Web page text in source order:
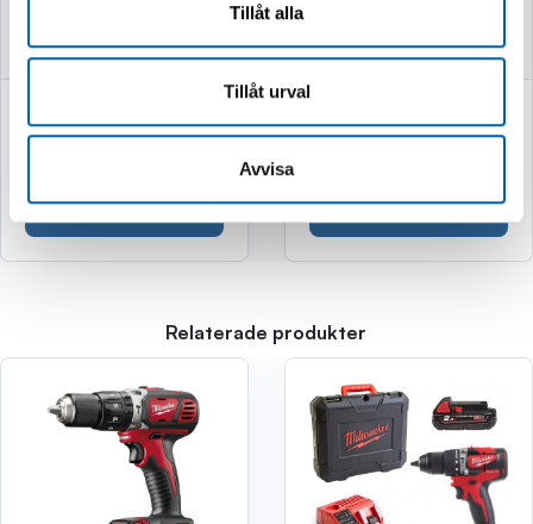
Tillåt alla
Tillåt urval
Avvisa
749 kr
(599.0 kr exkl. moms)
Köp
2 995 kr
(2396.0 kr exkl. moms)
Köp
Relaterade produkter